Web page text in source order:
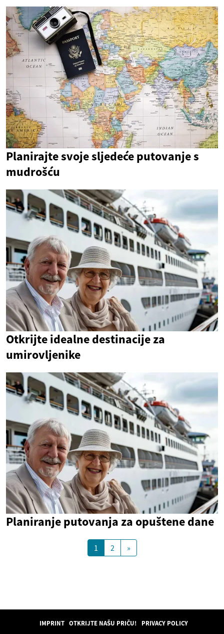
Planirajte svoje sljedeće putovanje s
mudrošću
Otkrijte idealne destinacije za
umirovljenike
Planiranje putovanja za opuštene dane
1 2 »
IMPRINT OTKRIJTE NAŠU PRIČU! PRIVACY POLICY